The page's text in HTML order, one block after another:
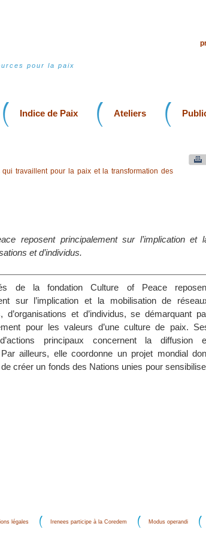
pour la paix
Indice de Paix Ateliers
qui travaillent pour la paix et la transformation des
reposent principalement sur l’implication et
et d’individus.
de la fondation Culture of Peace
sur l’implication et la mobilisation de
d’organisations et d’individus, se démarquant
pour les valeurs d’une culture de paix.
principaux concernent la diffusion
Par ailleurs, elle coordonne un projet mondial
de créer un fonds des Nations unies pour
légales Irenees participe à la Coredem Modus operandi